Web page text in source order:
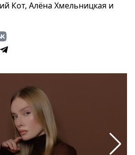
Кот, Алёна Хмельницкая и